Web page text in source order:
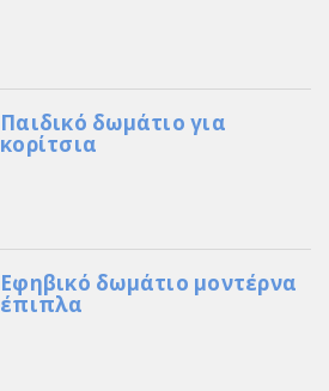
Παιδικό δωμάτιο για
κορίτσια
Εφηβικό δωμάτιο μοντέρνα
έπιπλα